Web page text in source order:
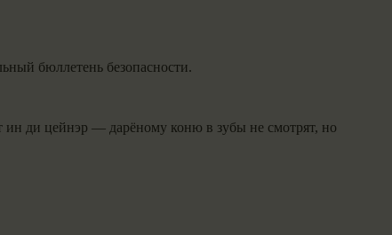
бюллетень безопасности.
ди цейнэр — дарёному коню в зубы не смотрят, но